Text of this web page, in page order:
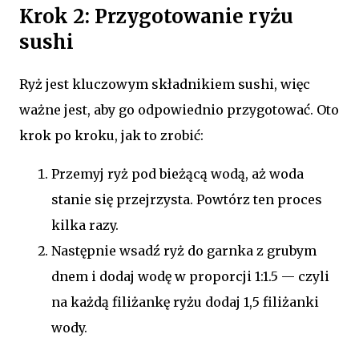
Krok 2: Przygotowanie ryżu
sushi
Ryż jest kluczowym składnikiem sushi, więc
ważne jest, aby go odpowiednio przygotować. Oto
krok po kroku, jak to zrobić:
Przemyj ryż pod bieżącą wodą, aż woda
stanie się przejrzysta. Powtórz ten proces
kilka razy.
Następnie wsadź ryż do garnka z grubym
dnem i dodaj wodę w proporcji 1:1.5 — czyli
na każdą filiżankę ryżu dodaj 1,5 filiżanki
wody.